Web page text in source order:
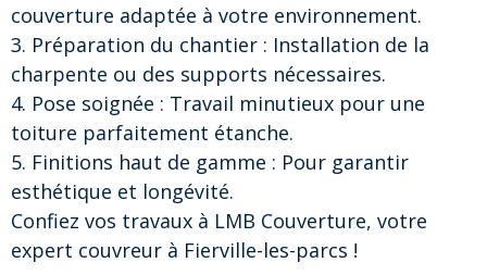
couverture adaptée à votre environnement.
3. Préparation du chantier : Installation de la
charpente ou des supports nécessaires.
4. Pose soignée : Travail minutieux pour une
toiture parfaitement étanche.
5. Finitions haut de gamme : Pour garantir
esthétique et longévité.
Confiez vos travaux à LMB Couverture, votre
expert couvreur à Fierville-les-parcs !